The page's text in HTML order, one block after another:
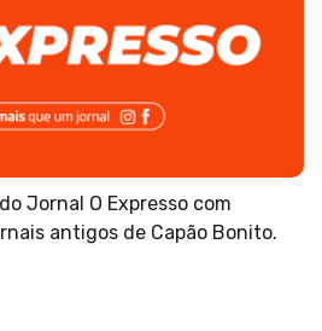
do Jornal O Expresso com
antigos de Capão Bonito.